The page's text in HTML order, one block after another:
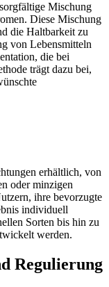
Mischung
Diese Mischung
die Haltbarkeit zu
von Lebensmitteln
die bei
trägt dazu bei,
erhältlich, von
oder minzigen
ihre bevorzugte
individuell
Sorten bis hin zu
werden.
Regulierung